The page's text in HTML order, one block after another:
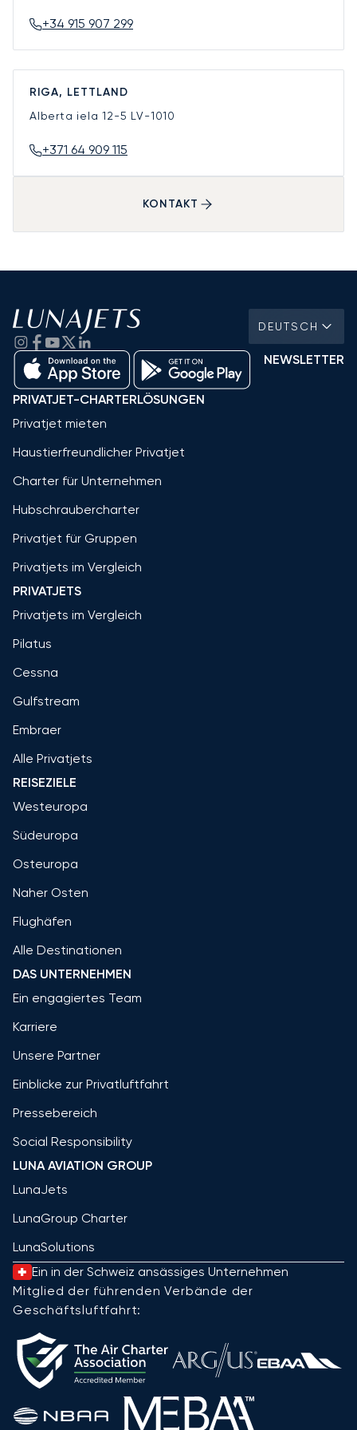
+34 915 907 299
RIGA, LETTLAND
Alberta iela 12-5 LV-1010
+371 64 909 115
KONTAKT
DEUTSCH
NEWSLETTER
PRIVATJET-CHARTERLÖSUNGEN
Privatjet mieten
Haustierfreundlicher Privatjet
Charter für Unternehmen
Hubschraubercharter
Privatjet für Gruppen
Privatjets im Vergleich
PRIVATJETS
Privatjets im Vergleich
Pilatus
Cessna
Gulfstream
Embraer
Alle Privatjets
REISEZIELE
Westeuropa
Südeuropa
Osteuropa
Naher Osten
Flughäfen
Alle Destinationen
DAS UNTERNEHMEN
Ein engagiertes Team
Karriere
Unsere Partner
Einblicke zur Privatluftfahrt
Pressebereich
Social Responsibility
LUNA AVIATION GROUP
LunaJets
LunaGroup Charter
LunaSolutions
Ein in der Schweiz ansässiges Unternehmen
Mitglied der führenden Verbände der
Geschäftsluftfahrt: